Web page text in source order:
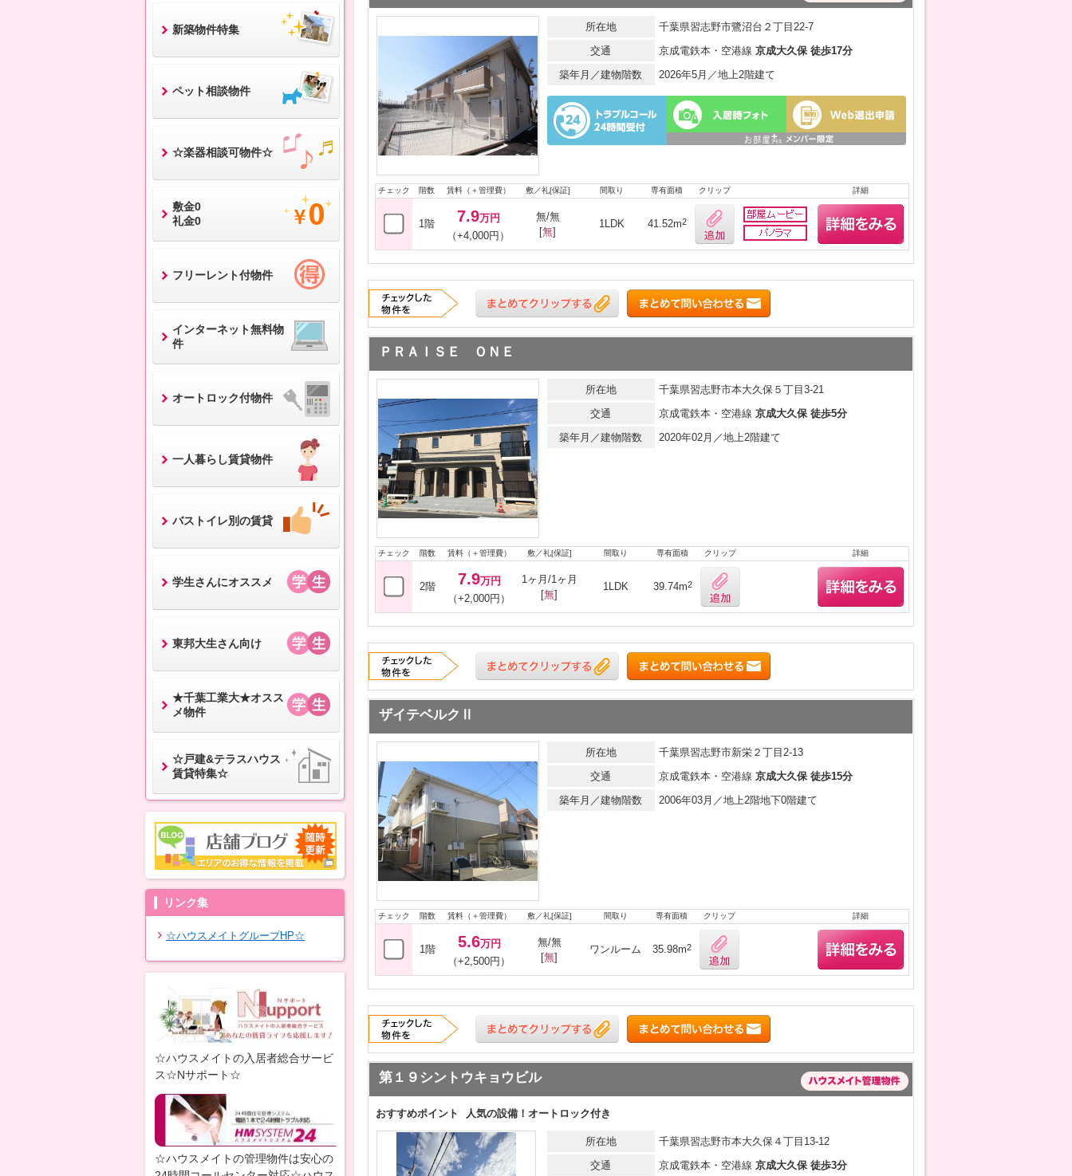
所在地
千葉県習志野市鷺沼台２丁目22-7
交通
京成電鉄本・空港線 京成大久保 徒歩17分
築年月／建物階数
2026年5月／地上2階建て
チェック 階数 賃料（＋管理費） 敷／礼[保証] 間取り 専有面積 クリップ 詳細
1階 7.9万円
（+4,000円）
無/無
[無]
1LDK 41.52m2
ＰＲＡＩＳＥ ＯＮＥ
所在地
千葉県習志野市本大久保５丁目3-21
交通
京成電鉄本・空港線 京成大久保 徒歩5分
築年月／建物階数
2020年02月／地上2階建て
チェック 階数 賃料（＋管理費） 敷／礼[保証] 間取り 専有面積 クリップ 詳細
2階 7.9万円
（+2,000円）
1ヶ月/1ヶ月
[無]
1LDK 39.74m2
ザイテベルクⅡ
所在地
千葉県習志野市新栄２丁目2-13
交通
京成電鉄本・空港線 京成大久保 徒歩15分
築年月／建物階数
2006年03月／地上2階地下0階建て
チェック 階数 賃料（＋管理費） 敷／礼[保証] 間取り 専有面積 クリップ 詳細
1階 5.6万円
（+2,500円）
無/無
[無]
ワンルーム 35.98m2
第１９シントウキョウビル
おすすめポイント 人気の設備！オートロック付き
所在地
千葉県習志野市本大久保４丁目13-12
交通
京成電鉄本・空港線 京成大久保 徒歩3分
新築物件特集
ペット相談物件
☆楽器相談可物件☆
敷金0
礼金0
フリーレント付物件
インターネット無料物
件
オートロック付物件
一人暮らし賃貸物件
バストイレ別の賃貸
学生さんにオススメ
東邦大生さん向け
★千葉工業大★オスス
メ物件
☆戸建&テラスハウス
賃貸特集☆
リンク集
☆ハウスメイトグループHP☆
☆ハウスメイトの入居者総合サービ
ス☆Nサポート☆
☆ハウスメイトの管理物件は安心の